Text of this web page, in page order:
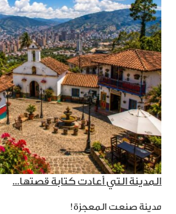
المدينة التي أعادت كتابة قصتها...
مدينة صنعت المعجزة!